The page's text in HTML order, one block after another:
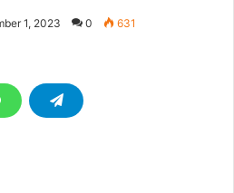
1, 2023 0 631